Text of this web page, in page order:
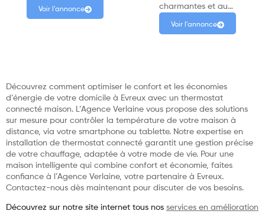
Voir l'annonce
charmantes et au…
Voir l'annonce
Découvrez comment optimiser le confort et les économies
d’énergie de votre domicile à Evreux avec un thermostat
connecté maison. L’Agence Verlaine vous propose des solutions
sur mesure pour contrôler la température de votre maison à
distance, via votre smartphone ou tablette. Notre expertise en
installation de thermostat connecté garantit une gestion précise
de votre chauffage, adaptée à votre mode de vie. Pour une
maison intelligente qui combine confort et économie, faites
confiance à l’Agence Verlaine, votre partenaire à Evreux.
Contactez-nous dès maintenant pour discuter de vos besoins.
Découvrez sur notre site internet tous nos services en amélioration